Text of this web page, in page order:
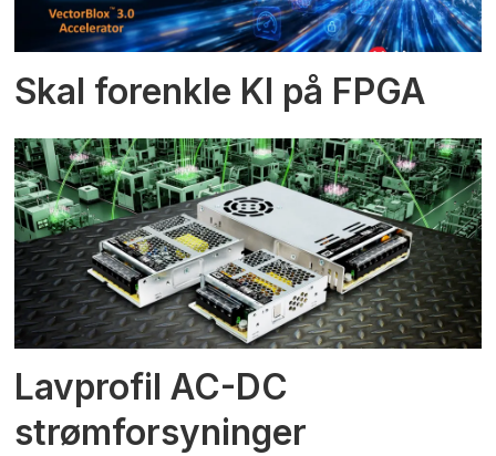
Skal forenkle KI på FPGA
Lavprofil AC-DC
strømforsyninger